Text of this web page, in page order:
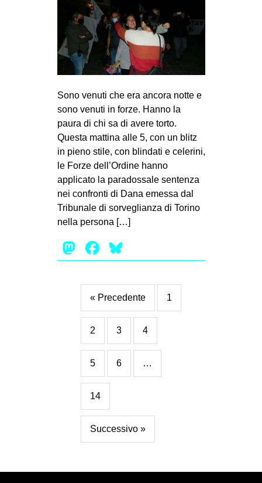
Sono venuti che era ancora notte e
sono venuti in forze. Hanno la
paura di chi sa di avere torto.
Questa mattina alle 5, con un blitz
in pieno stile, con blindati e celerini,
le Forze dell’Ordine hanno
applicato la paradossale sentenza
nei confronti di Dana emessa dal
Tribunale di sorveglianza di Torino
nella persona […]
Mastodon
Facebook
« Precedente 1
2 3 4
5 6 …
14
Successivo »